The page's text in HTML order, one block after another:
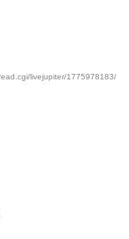
livejupiter/1775978183/